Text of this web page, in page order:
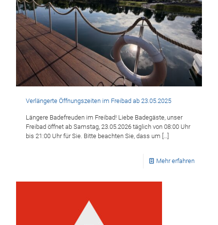
Verlängerte Öffnungszeiten im Freibad ab 23.05.2025
Längere Badefreuden im Freibad! Liebe Badegäste, unser
Freibad öffnet ab Samstag, 23.05.2026 täglich von 08:00 Uhr
bis 21:00 Uhr für Sie. Bitte beachten Sie, dass um […]
Mehr erfahren